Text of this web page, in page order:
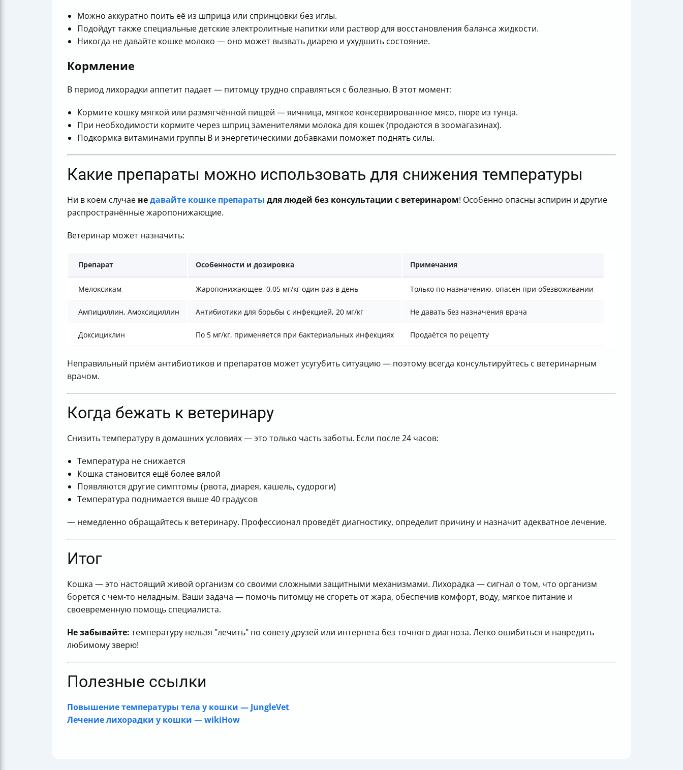
Можно аккуратно поить её из шприца или спринцовки без иглы.
Подойдут также специальные детские электролитные напитки или раствор для восстановления баланса жидкости.
Никогда не давайте кошке молоко — оно может вызвать диарею и ухудшить состояние.
Кормление
В период лихорадки аппетит падает — питомцу трудно справляться с болезнью. В этот момент:
Кормите кошку мягкой или размягчённой пищей — яичница, мягкое консервированное мясо, пюре из тунца.
При необходимости кормите через шприц заменителями молока для кошек (продаются в зоомагазинах).
Подкормка витаминами группы В и энергетическими добавками поможет поднять силы.
Какие препараты можно использовать для снижения температуры
Ни в коем случае недавайте кошке препараты для людей без консультации с ветеринаром! Особенно опасны аспирин и другие
распространённые жаропонижающие.
Ветеринар может назначить:
Препарат Особенности и дозировка Примечания
Мелоксикам Жаропонижающее, 0,05 мг/кг один раз в день Только по назначению, опасен при обезвоживании
Ампициллин, Амоксициллин Антибиотики для борьбы с инфекцией, 20 мг/кг Не давать без назначения врача
Доксициклин По 5 мг/кг, применяется при бактериальных инфекциях Продаётся по рецепту
Неправильный приём антибиотиков и препаратов может усугубить ситуацию — поэтому всегда консультируйтесь с ветеринарным
врачом.
Когда бежать к ветеринару
Снизить температуру в домашних условиях — это только часть заботы. Если после 24 часов:
Температура не снижается
Кошка становится ещё более вялой
Появляются другие симптомы (рвота, диарея, кашель, судороги)
Температура поднимается выше 40 градусов
— немедленно обращайтесь к ветеринару. Профессионал проведёт диагностику, определит причину и назначит адекватное лечение.
Итог
Кошка — это настоящий живой организм со своими сложными защитными механизмами. Лихорадка — сигнал о том, что организм
борется с чем-то неладным. Ваши задача — помочь питомцу не сгореть от жара, обеспечив комфорт, воду, мягкое питание и
своевременную помощь специалиста.
Не забывайте: температуру нельзя "лечить" по совету друзей или интернета без точного диагноза. Легко ошибиться и навредить
любимому зверю!
Полезные ссылки
Повышение температуры тела у кошки — JungleVet
Лечение лихорадки у кошки — wikiHow